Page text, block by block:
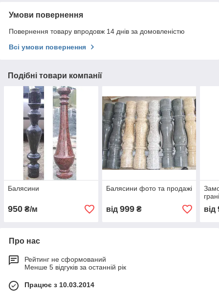
Умови повернення
Повернення товару впродовж 14 днів за домовленістю
Всі умови повернення
Подібні товари компанії
Балясини
950 ₴/м
Балясини фото та продажі
від 999₴ від
Про нас
Рейтинг не сформований
Менше 5 відгуків за останній рік
Працює з 10.03.2014